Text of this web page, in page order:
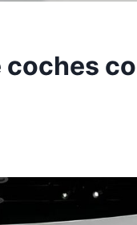
coches